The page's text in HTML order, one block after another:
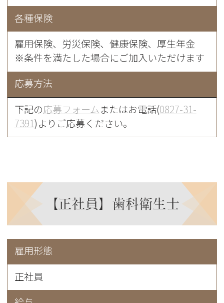
各種保険
雇用保険、労災保険、健康保険、厚生年金
※条件を満たした場合にご加入いただけます
応募方法
下記の応募フォームまたはお電話(0827-31-
7391)よりご応募ください。
【正社員】歯科衛生士
雇用形態
正社員